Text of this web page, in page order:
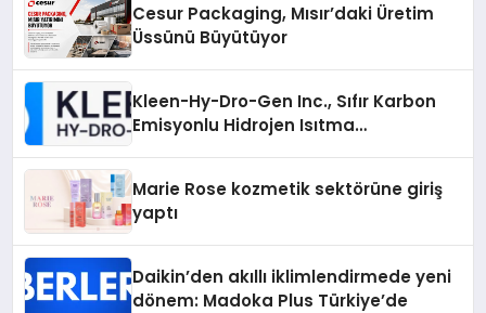
Cesur Packaging, Mısır’daki Üretim
Üssünü Büyütüyor
Kleen-Hy-Dro-Gen Inc., Sıfır Karbon
Emisyonlu Hidrojen Isıtma
Marie Rose kozmetik sektörüne giriş
yaptı
Daikin’den akıllı iklimlendirmede yeni
dönem: Madoka Plus Türkiye’de